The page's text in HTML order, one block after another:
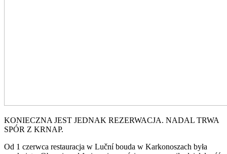
KONIECZNA JEST JEDNAK REZERWACJA. NADAL TRWA
SPÓR Z KRNAP.
Od 1 czerwca restauracja w Luční bouda w Karkonoszach była